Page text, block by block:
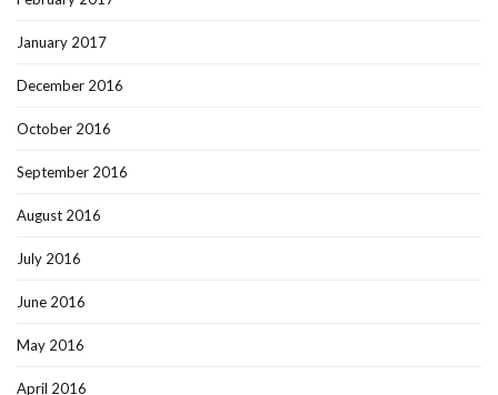
January 2017
December 2016
October 2016
September 2016
August 2016
July 2016
June 2016
May 2016
April 2016